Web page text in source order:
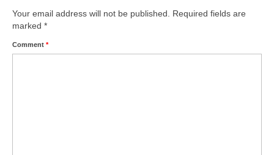
Your email address will not be published.
Required fields are
marked *
Comment *